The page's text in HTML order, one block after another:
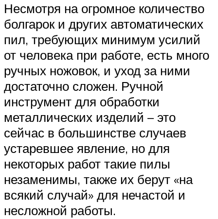
Несмотря на огромное количество
болгарок и других автоматических
пил, требующих минимум усилий
от человека при работе, есть много
ручных ножовок, и уход за ними
достаточно сложен. Ручной
инструмент для обработки
металлических изделий – это
сейчас в большинстве случаев
устаревшее явление, но для
некоторых работ такие пилы
незаменимы, также их берут «на
всякий случай» для нечастой и
несложной работы.